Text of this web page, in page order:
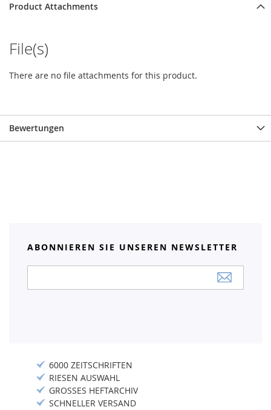
Product Attachments
File(s)
There are no file attachments for this product.
Bewertungen
ABONNIEREN SIE UNSEREN NEWSLETTER
Newsletter:
6000 ZEITSCHRIFTEN
RIESEN AUSWAHL
GROSSES HEFTARCHIV
SCHNELLER VERSAND